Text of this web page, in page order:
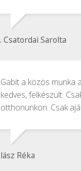
Csatordai Sarolta
Gabit a közös munka
kedves, felkészült.
otthonunkon. Csak
Réka